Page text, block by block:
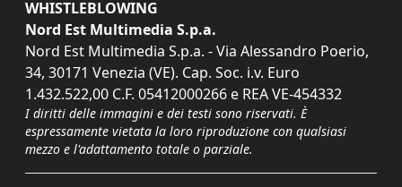
WHISTLEBLOWING
Nord Est Multimedia S.p.a.
Nord Est Multimedia S.p.a. - Via Alessandro Poerio,
34, 30171 Venezia (VE). Cap. Soc. i.v. Euro
1.432.522,00 C.F. 05412000266 e REA VE-454332
I diritti delle immagini e dei testi sono riservati. È
espressamente vietata la loro riproduzione con qualsiasi
mezzo e l'adattamento totale o parziale.